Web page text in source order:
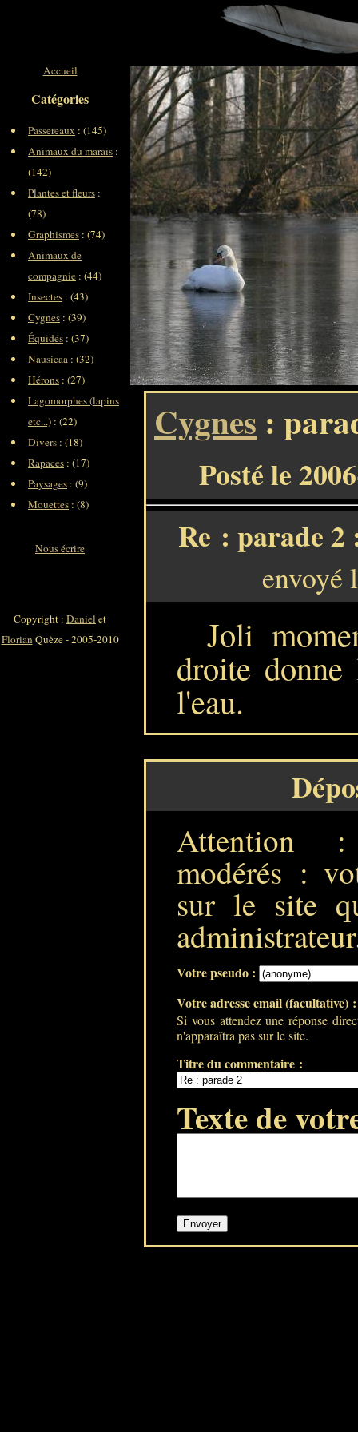
Cygnes :
Posté le
Re : parade
envoyé
Joli
droite
l'eau.
Attention :
modérés :
sur le site
Votre pseudo :
Votre adresse email (facultative)
Si vous attendez une réponse
n'apparaîtra pas sur le site.
Titre du commentaire :
Texte de
Accueil
Catégories
Passereaux : (145)
Animaux du marais :
(142)
Plantes et fleurs :
(78)
Graphismes : (74)
Animaux de
compagnie : (44)
Insectes : (43)
Cygnes : (39)
Équidés : (37)
Nausicaa : (32)
Hérons : (27)
Lagomorphes (lapins
etc...) : (22)
Divers : (18)
Rapaces : (17)
Paysages : (9)
Mouettes : (8)
Nous écrire
Copyright : Daniel et
FlorianQuèze - 2005-2010